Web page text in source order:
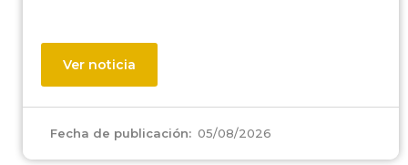
Ver noticia
Fecha de publicación: 05/08/2026